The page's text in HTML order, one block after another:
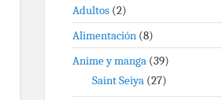
Adultos (2)
Alimentación (8)
Anime y manga (39)
Saint Seiya (27)